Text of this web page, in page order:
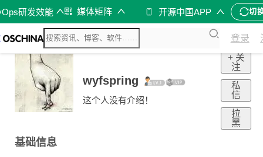
研发效能 媒体矩阵 开源中国APP 切
登录
wyfspring
这个人没有介绍！
+ 关
注
私
信
拉
黑
基础信息